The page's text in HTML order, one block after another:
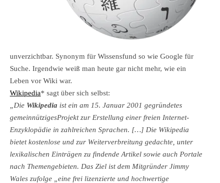
unverzichtbar. Synonym für Wissensfund so wie Google für
Suche. Irgendwie weiß man heute gar nicht mehr, wie ein
Leben vor Wiki war.
Wikipedia* sagt über sich selbst:
„Die Wikipedia ist ein am 15. Januar 2001 gegründetes
gemeinnützigesProjekt zur Erstellung einer freien Internet-
Enzyklopädie in zahlreichen Sprachen. […] Die Wikipedia
bietet kostenlose und zur Weiterverbreitung gedachte, unter
lexikalischen Einträgen zu findende Artikel sowie auch Portale
nach Themengebieten. Das Ziel ist dem Mitgründer Jimmy
Wales zufolge „eine frei lizenzierte und hochwertige